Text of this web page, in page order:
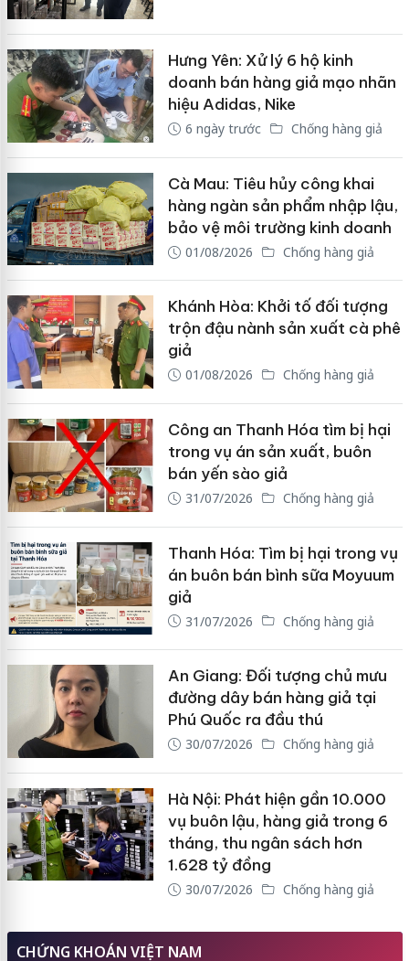
Hưng Yên: Xử lý 6 hộ kinh
doanh bán hàng giả mạo nhãn
hiệu Adidas, Nike
6 ngày trước Chống hàng giả
Cà Mau: Tiêu hủy công khai
hàng ngàn sản phẩm nhập lậu,
bảo vệ môi trường kinh doanh
01/08/2026 Chống hàng giả
Khánh Hòa: Khởi tố đối tượng
trộn đậu nành sản xuất cà phê
giả
01/08/2026 Chống hàng giả
Công an Thanh Hóa tìm bị hại
trong vụ án sản xuất, buôn
bán yến sào giả
31/07/2026 Chống hàng giả
Thanh Hóa: Tìm bị hại trong vụ
án buôn bán bình sữa Moyuum
giả
31/07/2026 Chống hàng giả
An Giang: Đối tượng chủ mưu
đường dây bán hàng giả tại
Phú Quốc ra đầu thú
30/07/2026 Chống hàng giả
Hà Nội: Phát hiện gần 10.000
vụ buôn lậu, hàng giả trong 6
tháng, thu ngân sách hơn
1.628 tỷ đồng
30/07/2026 Chống hàng giả
CHỨNG KHOÁN VIỆT NAM